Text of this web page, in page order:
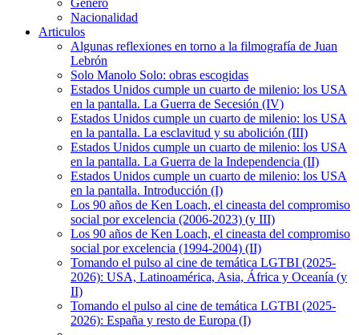
Género
Nacionalidad
Articulos
Algunas reflexiones en torno a la filmografía de Juan
Lebrón
Solo Manolo Solo: obras escogidas
Estados Unidos cumple un cuarto de milenio: los USA
en la pantalla. La Guerra de Secesión (IV)
Estados Unidos cumple un cuarto de milenio: los USA
en la pantalla. La esclavitud y su abolición (III)
Estados Unidos cumple un cuarto de milenio: los USA
en la pantalla. La Guerra de la Independencia (II)
Estados Unidos cumple un cuarto de milenio: los USA
en la pantalla. Introducción (I)
Los 90 años de Ken Loach, el cineasta del compromiso
social por excelencia (2006-2023) (y III)
Los 90 años de Ken Loach, el cineasta del compromiso
social por excelencia (1994-2004) (II)
Tomando el pulso al cine de temática LGTBI (2025-
2026): USA, Latinoamérica, Asia, África y Oceanía (y
II)
Tomando el pulso al cine de temática LGTBI (2025-
2026): España y resto de Europa (I)